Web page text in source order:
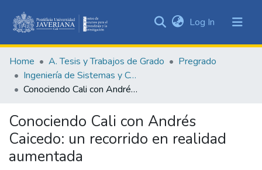
&
Collections
Statistics
Log In (current)
Home A. Tesis y Trabajos de Grado
Pregrado
Ingeniería de Sistemas y Computación
Conociendo Cali con Andrés Caicedo: un recorrido en realidad aumentada
Conociendo Cali con Andrés
Caicedo: un recorrido en realidad
aumentada